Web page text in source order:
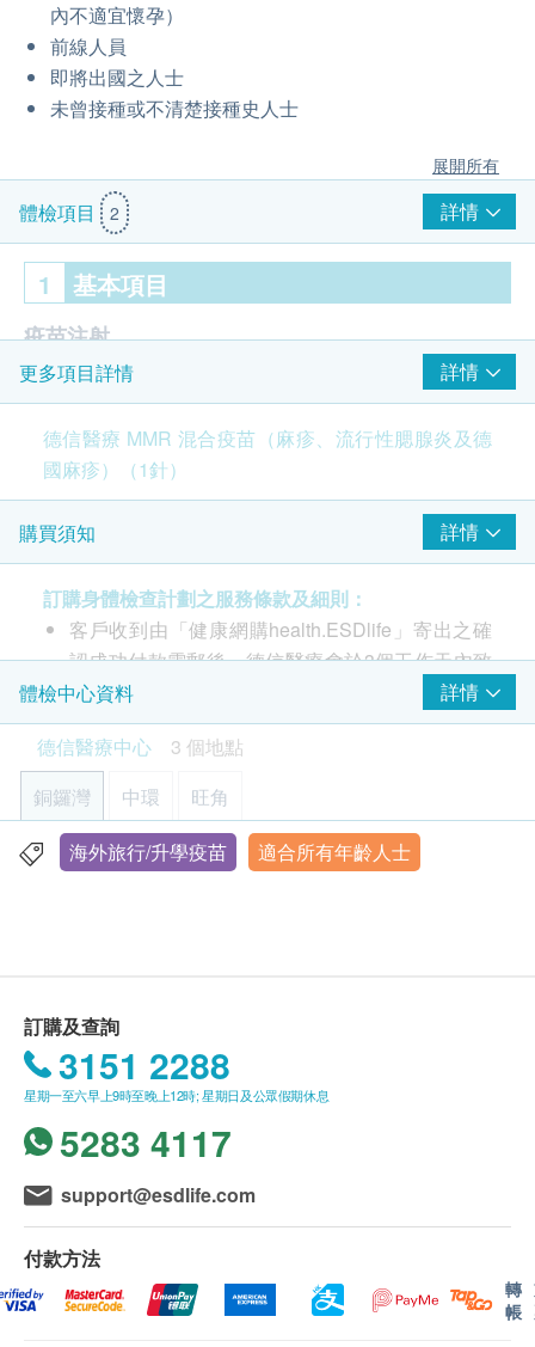
內不適宜懷孕）
前線人員
即將出國之人士
未曾接種或不清楚接種史人士
展開所有
體檢項目 2 詳情
1 基本項目
疫苗注射
MMR 混合疫苗（麻疹、流行性腮腺炎及德國麻疹）
更多項目詳情 詳情
德信醫療 MMR 混合疫苗（麻疹、流行性腮腺炎及德
國麻疹）（1針）
應注射
疫苗人
士：
計劃懷孕女士（一般而言，婦女在接種本疫苗後3
個月內不適宜懷孕）
前線人員
即將出國之人士
未曾接種或不清楚接種史人士
不宜接種或需押後接種的人士：
接種麻疹、流行性腮腺炎及德國麻疹疫苗後曾有嚴
重的過敏反應
對明膠（Gelatin）或某些抗生素曾有嚴重的過敏
治療（又稱「電療」）等抗癌治療、服用會令免疫
功能降低的藥物如高劑量類固醇等）
正在發燒或正服用抗生素人士
患有免疫系統疾病
懷孕的婦女（在注射疫苗後三個月內不宜懷孕）
最近十一個月內曾接受輸血或其他血液產品或免疫
球蛋白
在過去四星期內曾接種活菌疫苗（Live Vaccine）
購買須知 詳情
訂購身體檢查計劃之服務條款及細則：
客戶收到由「健康網購health.ESDlife」寄出之確
認成功付款電郵後，德信醫療會於3個工作天內致
電客人進行預約。
客戶必須於預約當天出示身份証及列印訂購確認信
以確認身份。
本身體檢查計劃有效期為12個月，客戶必須於12
個月內(由確認付款日期起計)接受有關檢查，逾期
作廢。
請注意：新冠疫苗前健康檢查進行前不會有醫生評
疫苗注射。如醫生認為不適合注射疫苗，將取消此
計劃的服務，全數費用退回
計劃）。
訂購一經確認，不設更改已訂購的計劃，轉讓給第
三者及／或退款。
所有體格檢查並非作為醫務診斷或治療用途。
如有爭議，健康網購health.ESDlife及德信醫療中
心保留最後決定權。
報告：
體檢中心資料
詳情
德信醫療中心
3 個地點
銅鑼灣
中環 旺角
香港銅鑼灣恩平道28號利園二期24樓2401室
海外旅行/升學疫苗 適合所有年齡人士
訂購及查詢
3151 2288
星期一至六早上9時至晚上12時; 星期日及公眾假期休息
5283 4117
support@esdlife.com
付款方法
轉
帳